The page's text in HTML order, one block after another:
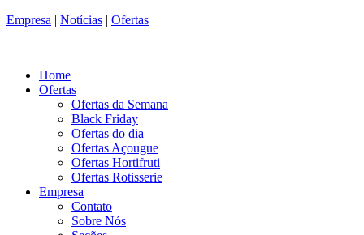
Empresa | Notícias | Ofertas
Home
Ofertas
Ofertas da Semana
Black Friday
Ofertas do dia
Ofertas Açougue
Ofertas Hortifruti
Ofertas Rotisserie
Empresa
Contato
Sobre Nós